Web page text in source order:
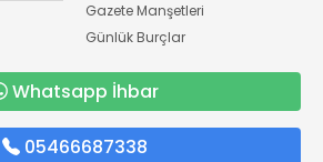
Gazete Manşetleri
Günlük Burçlar
Whatsapp İhbar
05466687338